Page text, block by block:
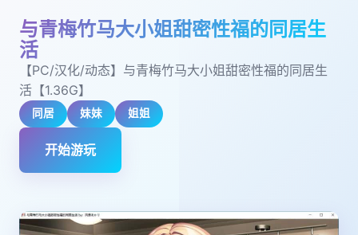
与青梅竹马大小姐甜密性福的同居生
活
【PC/汉化/动态】与青梅竹马大小姐甜密性福的同居生
活【1.36G】
同居 妹妹 姐姐
开始游玩